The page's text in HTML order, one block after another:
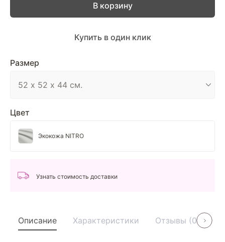
Размер
Цвет
Экокожа NITRO
В корзину
Купить в один клик
Узнать стоимость доставки
Описание Характеристики Отзывы (0)